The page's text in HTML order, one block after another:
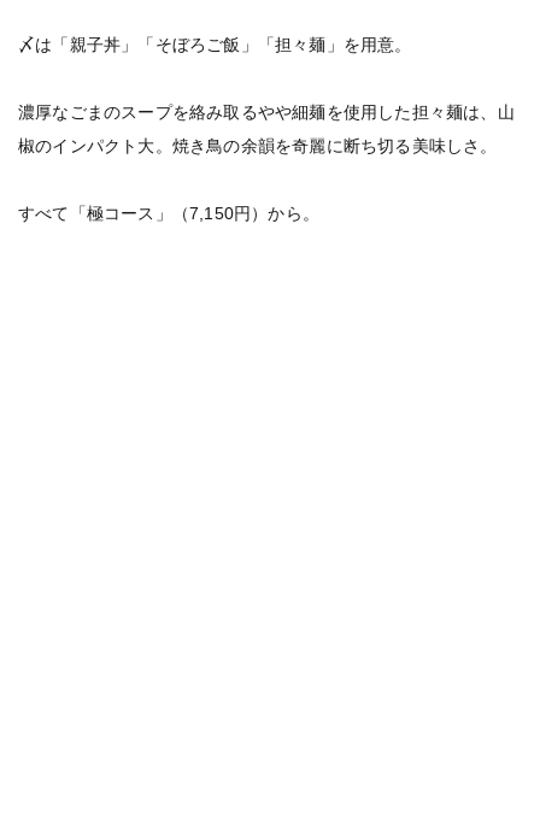
〆は「親子丼」「そぼろご飯」「担々麺」を用意。
濃厚なごまのスープを絡み取るやや細麺を使用した担々麺は、山
椒のインパクト大。焼き鳥の余韻を奇麗に断ち切る美味しさ。
すべて「極コース」（7,150円）から。